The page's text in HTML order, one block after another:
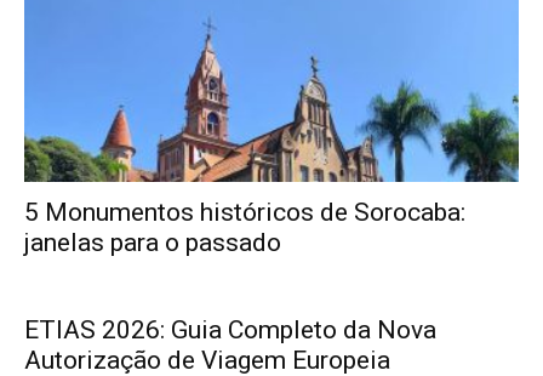
5 Monumentos históricos de Sorocaba:
janelas para o passado
ETIAS 2026: Guia Completo da Nova
Autorização de Viagem Europeia